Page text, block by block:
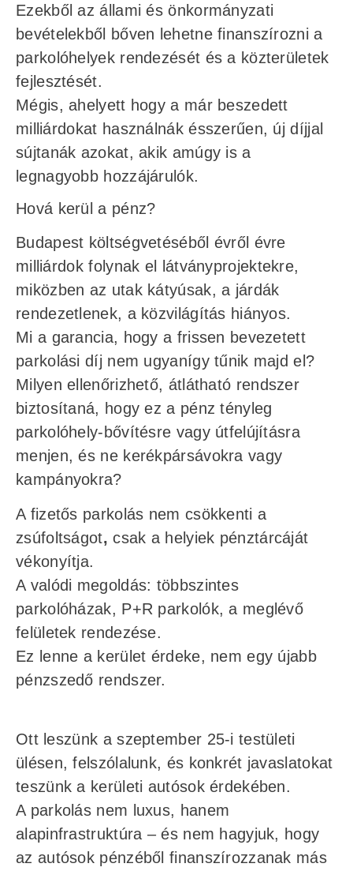
Ezekből az állami és önkormányzati
bevételekből bőven lehetne finanszírozni a
parkolóhelyek rendezését és a közterületek
fejlesztését.
Mégis, ahelyett hogy a már beszedett
milliárdokat használnák ésszerűen, új díjjal
sújtanák azokat, akik amúgy is a
legnagyobb hozzájárulók.
Hová kerül a pénz?
Budapest költségvetéséből évről évre
milliárdok folynak el látványprojektekre,
miközben az utak kátyúsak, a járdák
rendezetlenek, a közvilágítás hiányos.
Mi a garancia, hogy a frissen bevezetett
parkolási díj nem ugyanígy tűnik majd el?
Milyen ellenőrizhető, átlátható rendszer
biztosítaná, hogy ez a pénz tényleg
parkolóhely-bővítésre vagy útfelújításra
menjen, és ne kerékpársávokra vagy
kampányokra?
A fizetős parkolás nem csökkenti a
zsúfoltságot, csak a helyiek pénztárcáját
vékonyítja.
A valódi megoldás: többszintes
parkolóházak, P+R parkolók, a meglévő
felületek rendezése.
Ez lenne a kerület érdeke, nem egy újabb
pénzszedő rendszer.
Ott leszünk a szeptember 25-i testületi
ülésen, felszólalunk, és konkrét javaslatokat
teszünk a kerületi autósok érdekében.
A parkolás nem luxus, hanem
alapinfrastruktúra – és nem hagyjuk, hogy
az autósok pénzéből finanszírozzanak más